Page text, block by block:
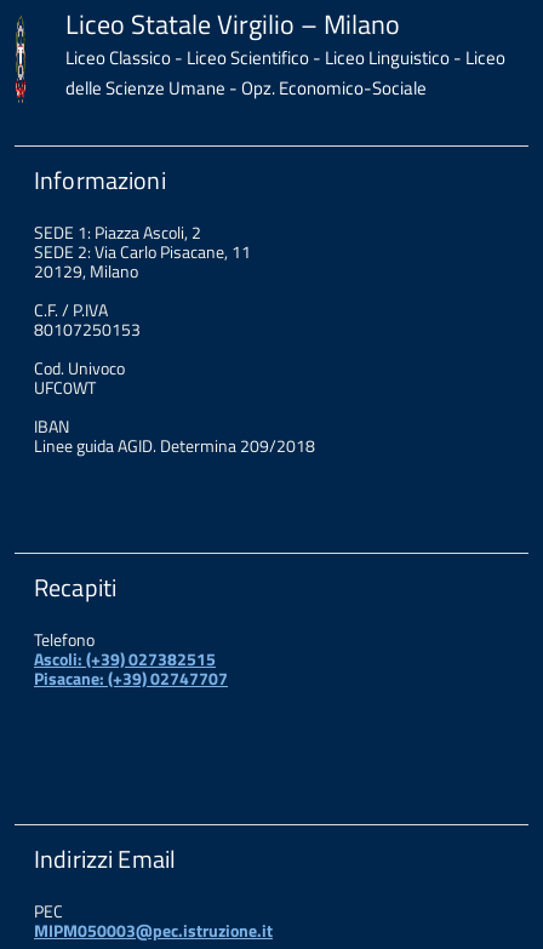
Liceo Statale Virgilio – Milano
Liceo Classico - Liceo Scientifico - Liceo Linguistico - Liceo
delle Scienze Umane - Opz. Economico-Sociale
Informazioni
SEDE 1: Piazza Ascoli, 2
SEDE 2: Via Carlo Pisacane, 11
20129, Milano
C.F. / P.IVA
80107250153
Cod. Univoco
UFC0WT
IBAN
Linee guida AGID. Determina 209/2018
Recapiti
Telefono
Ascoli: (+39) 027382515
Pisacane: (+39) 02747707
Indirizzi Email
PEC
MIPM050003@pec.istruzione.it